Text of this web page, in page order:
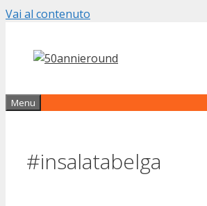
Vai al contenuto
Menu
#insalatabelga